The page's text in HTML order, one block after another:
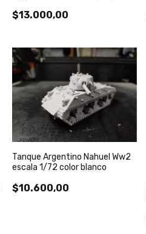
$13.000,00
Tanque Argentino Nahuel Ww2
escala 1/72 color blanco
$10.600,00